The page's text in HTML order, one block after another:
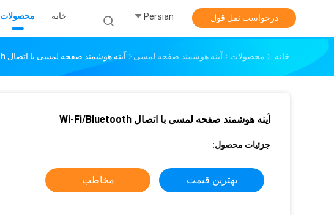
خانه محصولات Persian درخواست نقل قول
خانه محصولات آینه هوشمند صفحه لمسی آینه هوشمند صفحه لمسی با اتصال Wi-Fi/Bluetooth
آینه هوشمند صفحه لمسی با اتصال Wi-Fi/Bluetooth
جزئیات محصول:
بهترین قیمت مخاطب